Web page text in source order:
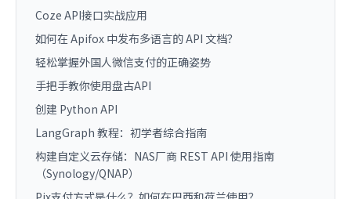
Coze API接口实战应用
如何在 Apifox 中发布多语言的 API 文档？
轻松掌握外国人微信支付的正确姿势
手把手教你使用盘古API
创建 Python API
LangGraph 教程：初学者综合指南
构建自定义云存储：NAS厂商 REST API 使用指南
（Synology/QNAP）